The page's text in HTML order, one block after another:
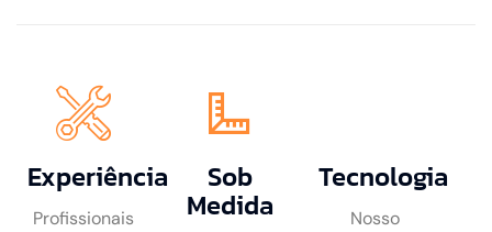
Experiência
Profissionais
Sob
Medida
Tecnologia
Nosso